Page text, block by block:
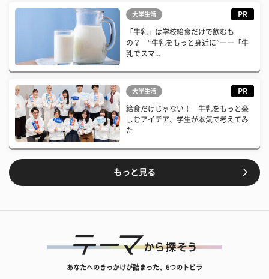
大学生活 PR
「牛乳」は学校給食だけで飲むも
の？ “牛乳をもっと身近に”――「牛
乳でスマ...
大学生活 PR
給食だけじゃない！ 牛乳をもっと楽
しむアイデア、学生が本気で考えてみ
た
もっと見る
あなたへのきっかけが詰まった、6つのトビラ